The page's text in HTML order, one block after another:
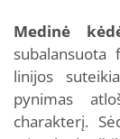
Medinė
linijos
pynimas
charakterį.